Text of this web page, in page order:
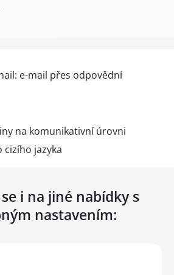
e-mail přes odpovědní
na komunikativní úrovni
cizího jazyka
i na jiné nabídky s
nastavením: